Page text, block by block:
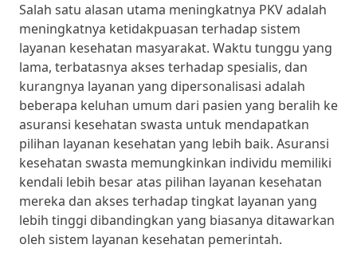
Salah satu alasan utama meningkatnya PKV adalah
meningkatnya ketidakpuasan terhadap sistem
layanan kesehatan masyarakat. Waktu tunggu yang
lama, terbatasnya akses terhadap spesialis, dan
kurangnya layanan yang dipersonalisasi adalah
beberapa keluhan umum dari pasien yang beralih ke
asuransi kesehatan swasta untuk mendapatkan
pilihan layanan kesehatan yang lebih baik. Asuransi
kesehatan swasta memungkinkan individu memiliki
kendali lebih besar atas pilihan layanan kesehatan
mereka dan akses terhadap tingkat layanan yang
lebih tinggi dibandingkan yang biasanya ditawarkan
oleh sistem layanan kesehatan pemerintah.